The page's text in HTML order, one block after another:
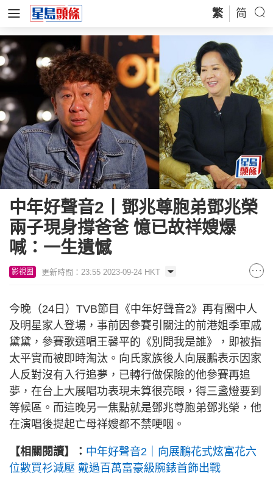
繁 简
中年好聲音2丨鄧兆尊胞弟鄧兆榮
兩子現身撐爸爸 憶已故祥嫂爆
喊：一生遺憾
影視圈 更新時間：23:55 2023-09-24 HKT
今晚（24日）TVB節目《中年好聲音2》再有圈中人
及明星家人登場，事前因參賽引關注的前港姐季軍戚
黛黛，參賽歌選唱王馨平的《別問我是誰》，即被指
太平實而被即時淘汰。向氏家族後人向展鵬表示因家
人反對沒有入行追夢，已轉行做保險的他參賽再追
夢，在台上大展唱功表現未算很亮眼，得三盞燈要到
等候區。而這晚另一焦點就是鄧兆尊胞弟鄧兆榮，他
在演唱後提起亡母祥嫂都不禁哽咽。
【相關閱讀】： 中年好聲音2｜向展鵬花式炫富花六
位數買衫減壓 戴過百萬富豪級腕錶首飾出戰